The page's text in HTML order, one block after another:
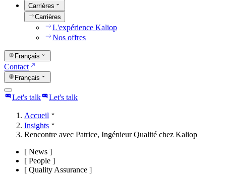
Carrières
Carrières
L'expérience Kaliop
Nos offres
Français
Contact
Français
Let's talk Let's talk
Accueil
Insights
Rencontre avec Patrice, Ingénieur Qualité chez Kaliop
[ News ]
[ People ]
[ Quality Assurance ]